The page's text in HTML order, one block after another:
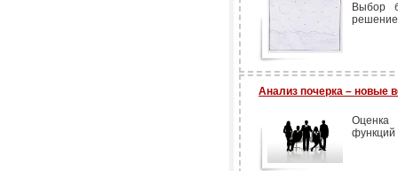
Выбор
Анализ почерка – новые
Оценка